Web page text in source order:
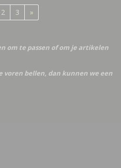
2 3 »
om te passen of om je artikelen
voren bellen, dan kunnen we een